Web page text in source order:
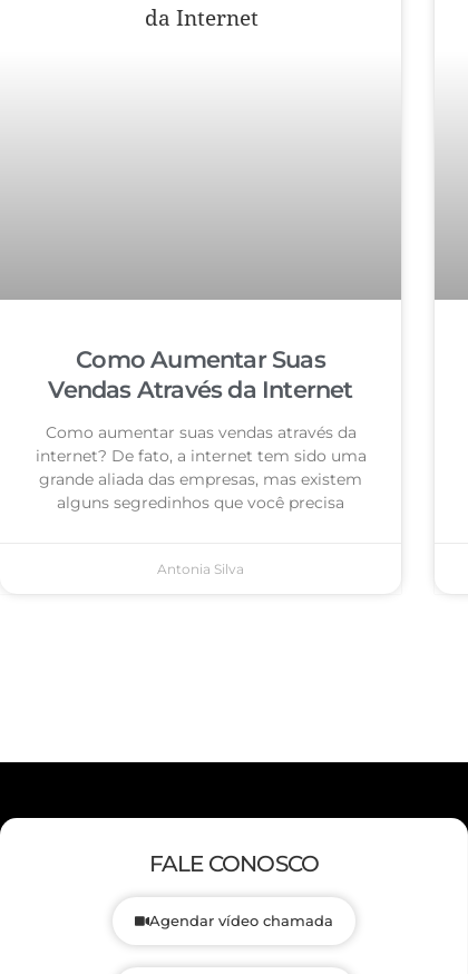
Como Aumentar Suas
Vendas Através da Internet
Como aumentar suas vendas através da
internet? De fato, a internet tem sido uma
grande aliada das empresas, mas existem
alguns segredinhos que você precisa
Antonia Silva
FALE CONOSCO
Agendar vídeo chamada